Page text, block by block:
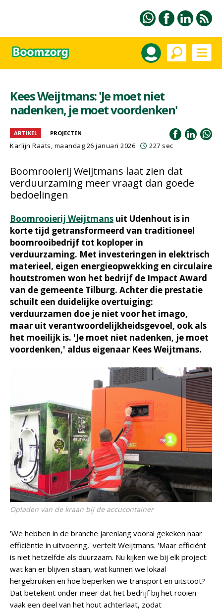
Kees Weijtmans: 'Je moet niet
nadenken, je moet voordenken'
ARTIKEL PROJECTEN
Karlijn Raats, maandag 26 januari 2026 227 sec
Boomrooierij Weijtmans laat zien dat
verduurzaming meer vraagt dan goede
bedoelingen
Boomrooierij Weijtmans uit Udenhout is in
korte tijd getransformeerd van traditioneel
boomrooibedrijf tot koploper in
verduurzaming. Met investeringen in elektrisch
materieel, eigen energieopwekking en circulaire
houtstromen won het bedrijf de Impact Award
van de gemeente Tilburg. Achter die prestatie
schuilt een duidelijke overtuiging:
verduurzamen doe je niet voor het imago,
maar uit verantwoordelijkheidsgevoel, ook als
het moeilijk is. 'Je moet niet nadenken, je moet
voordenken,' aldus eigenaar Kees Weijtmans.
Opladen van de kraan bij de accucontainer
'We hebben in de branche jarenlang vooral gekeken naar
efficiëntie in uitvoering,' vertelt Weijtmans. 'Maar efficiënt
is niet hetzelfde als duurzaam. Nu kijken we bij elk project:
wat kan er blijven staan, wat kunnen we lokaal
hergebruiken en hoe beperken we transport en uitstoot?
Dat betekent onder meer dat het bedrijf bij het rooien
vaak een deel van het hout achterlaat, zodat